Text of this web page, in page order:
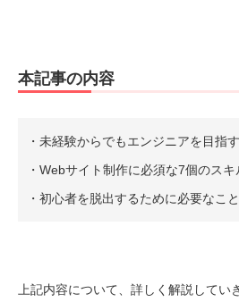
本記事の内容
・未経験からでもエンジニアを目指
・Webサイト制作に必須な7個のスキ
・初心者を脱出するために必要なこと
上記内容について、詳しく解説してい